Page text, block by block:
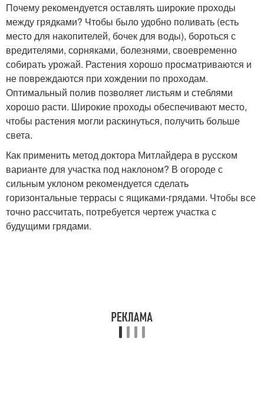
Почему рекомендуется оставлять широкие проходы
между грядками? Чтобы было удобно поливать (есть
место для накопителей, бочек для воды), бороться с
вредителями, сорняками, болезнями, своевременно
собирать урожай. Растения хорошо просматриваются и
не повреждаются при хождении по проходам.
Оптимальный полив позволяет листьям и стеблями
хорошо расти. Широкие проходы обеспечивают место,
чтобы растения могли раскинуться, получить больше
света.
Как применить метод доктора Митлайдера в русском
варианте для участка под наклоном? В огороде с
сильным уклоном рекомендуется сделать
горизонтальные террасы с ящиками-грядами. Чтобы все
точно рассчитать, потребуется чертеж участка с
будущими грядами.